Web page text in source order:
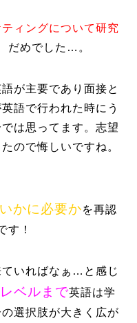
ィングについて研究
だめでした…。
が主要であり面接と
語で行われた時にう
は思ってます。志望
ので悔しいですね。
かに必要かを再認
す！
ていればなぁ…と感じ
ベルまで英語は学
選択肢が大きく広が